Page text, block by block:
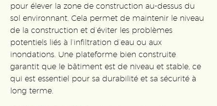
pour élever la zone de construction au-dessus du
sol environnant. Cela permet de maintenir le niveau
de la construction et d’éviter les problèmes
potentiels liés à l’infiltration d’eau ou aux
inondations. Une plateforme bien construite
garantit que le bâtiment est de niveau et stable, ce
qui est essentiel pour sa durabilité et sa sécurité à
long terme.